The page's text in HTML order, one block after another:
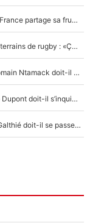
Mis de côté par Fabien Galthié, un joueur du XV de France partage sa frustration : «ils ne me l’ont pas dit tout de suite»
La raison d'être de Matthieu Jalibert en dehors des terrains de rugby : «Ça m'atteint autant que si tu touches à un membre de ma famille»
XV de France - Matthieu Jalibert a tout changé : Romain Ntamack doit-il s’inquiéter pour sa place à un an de la Coupe du monde ?
«Le XV de France est meilleur avec Lucu» : Antoine Dupont doit-il s’inquiéter pour sa place ?
Le XV de France a trouvé son remplaçant : Fabien Galthié doit-il se passer d'Antoine Dupont ?